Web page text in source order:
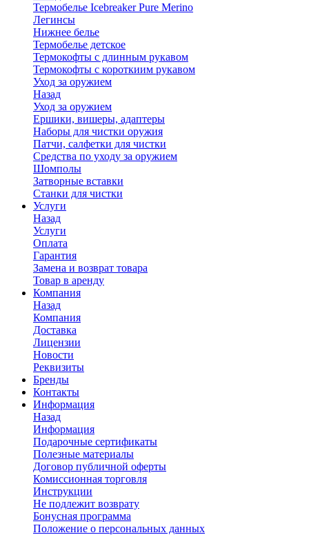
Термобелье Icebreaker Pure Merino
Легинсы
Нижнее белье
Термобелье детское
Термокофты с длинным рукавом
Термокофты с короткиим рукавом
Уход за оружием
Назад
Уход за оружием
Ершики, вишеры, адаптеры
Наборы для чистки оружия
Патчи, салфетки для чистки
Средства по уходу за оружием
Шомполы
Затворные вставки
Станки для чистки
Услуги
Назад
Услуги
Оплата
Гарантия
Замена и возврат товара
Товар в аренду
Компания
Назад
Компания
Доставка
Лицензии
Новости
Реквизиты
Бренды
Контакты
Информация
Назад
Информация
Подарочные сертификаты
Полезные материалы
Договор публичной оферты
Комиссионная торговля
Инструкции
Не подлежит возврату
Бонусная программа
Положение о персональных данных